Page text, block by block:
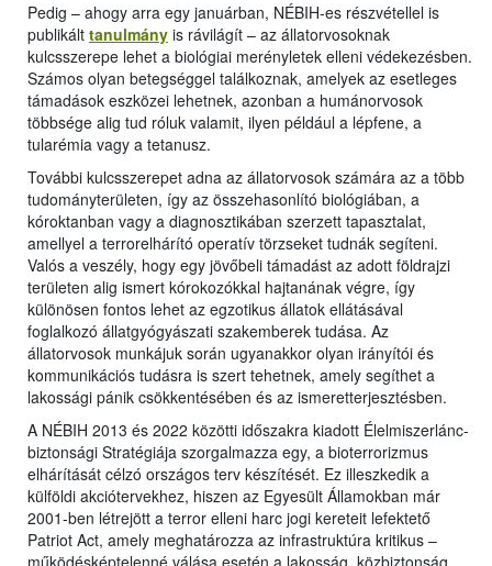
Pedig – ahogy arra egy januárban, NÉBIH-es részvétellel is
publikált tanulmány is rávilágít – az állatorvosoknak
kulcsszerepe lehet a biológiai merényletek elleni védekezésben.
Számos olyan betegséggel találkoznak, amelyek az esetleges
támadások eszközei lehetnek, azonban a humánorvosok
többsége alig tud róluk valamit, ilyen például a lépfene, a
tularémia vagy a tetanusz.
További kulcsszerepet adna az állatorvosok számára az a több
tudományterületen, így az összehasonlító biológiában, a
kóroktanban vagy a diagnosztikában szerzett tapasztalat,
amellyel a terrorelhárító operatív törzseket tudnák segíteni.
Valós a veszély, hogy egy jövőbeli támadást az adott földrajzi
területen alig ismert kórokozókkal hajtanának végre, így
különösen fontos lehet az egzotikus állatok ellátásával
foglalkozó állatgyógyászati szakemberek tudása. Az
állatorvosok munkájuk során ugyanakkor olyan irányítói és
kommunikációs tudásra is szert tehetnek, amely segíthet a
lakossági pánik csökkentésében és az ismeretterjesztésben.
A NÉBIH 2013 és 2022 közötti időszakra kiadott Élelmiszerlánc-
biztonsági Stratégiája szorgalmazza egy, a bioterrorizmus
elhárítását célzó országos terv készítését. Ez illeszkedik a
külföldi akciótervekhez, hiszen az Egyesült Államokban már
2001-ben létrejött a terror elleni harc jogi kereteit lefektető
Patriot Act, amely meghatározza az infrastruktúra kritikus –